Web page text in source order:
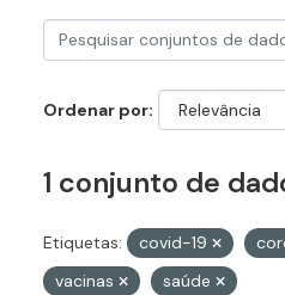
Ordenar por
1 conjunto de
Etiquetas: covid-19
vacinas
saúde